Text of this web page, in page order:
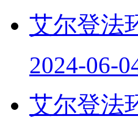
艾尔登法
2024-06-
艾尔登法